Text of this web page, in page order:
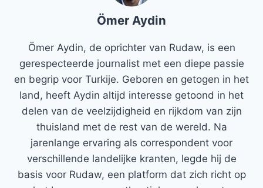
Ömer Aydin
Ömer Aydin, de oprichter van Rudaw, is een
gerespecteerde journalist met een diepe passie
en begrip voor Turkije. Geboren en getogen in het
land, heeft Aydin altijd interesse getoond in het
delen van de veelzijdigheid en rijkdom van zijn
thuisland met de rest van de wereld. Na
jarenlange ervaring als correspondent voor
verschillende landelijke kranten, legde hij de
basis voor Rudaw, een platform dat zich richt op